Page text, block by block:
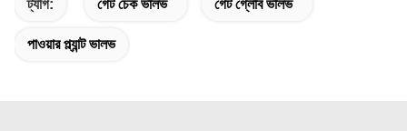
ট্যাগ: গেট চেক ভালভ গেট গ্লোব ভালভ
পাওয়ার প্ল্যান্ট ভালভ